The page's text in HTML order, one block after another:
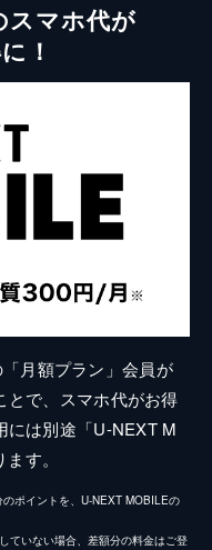
スマホ代が
！
月額プラン」会員が
とで、スマホ代がお得
には別途「U-NEXT M
す。
ポイントを、U-NEXT MOBILEの
ていない場合、差額分の料金はご登